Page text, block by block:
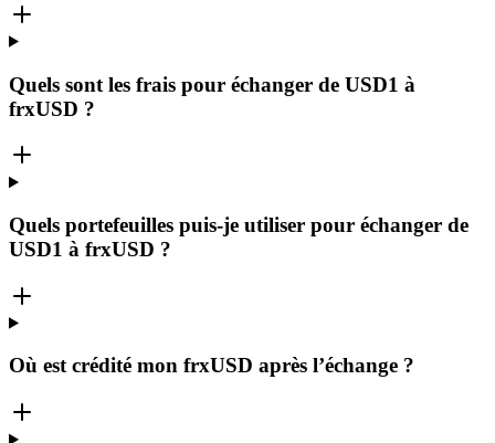
Quels sont les frais pour échanger de USD1 à
frxUSD ?
Quels portefeuilles puis-je utiliser pour échanger de
USD1 à frxUSD ?
Où est crédité mon frxUSD après l’échange ?